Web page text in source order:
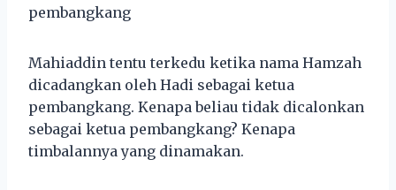
pembangkang
Mahiaddin tentu terkedu ketika nama Hamzah
dicadangkan oleh Hadi sebagai ketua
pembangkang. Kenapa beliau tidak dicalonkan
sebagai ketua pembangkang? Kenapa
timbalannya yang dinamakan.